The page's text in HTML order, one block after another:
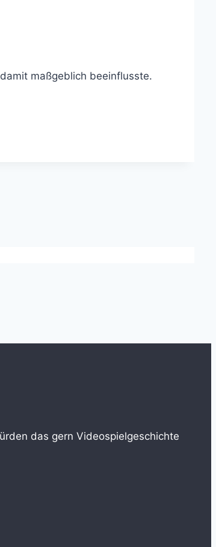
maßgeblich beeinflusste.
das gern Videospielgeschichte